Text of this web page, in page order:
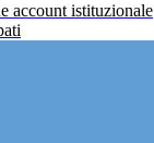
account istituzionale